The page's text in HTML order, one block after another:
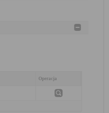
Operacja